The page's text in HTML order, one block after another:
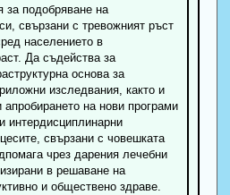
за подобряване на
свързани с тревожният ръст
населението в
Да съдейства за
основа за
изследвания, както и
апробирането на нови програми
интердисциплинарни
свързани с човешката
чрез дарения лечебни
в решаване на
и обществено здраве.